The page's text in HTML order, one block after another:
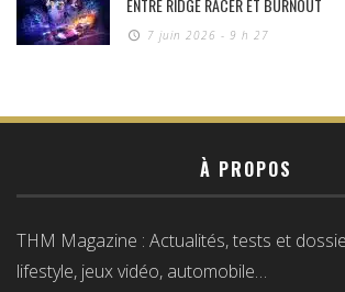
ENTRE RIDGE RACER ET BURNOUT
7 juin 2026 - 9 h 27
À PROPOS
THM Magazine : Actualités, tests et
lifestyle, jeux vidéo, automobile…